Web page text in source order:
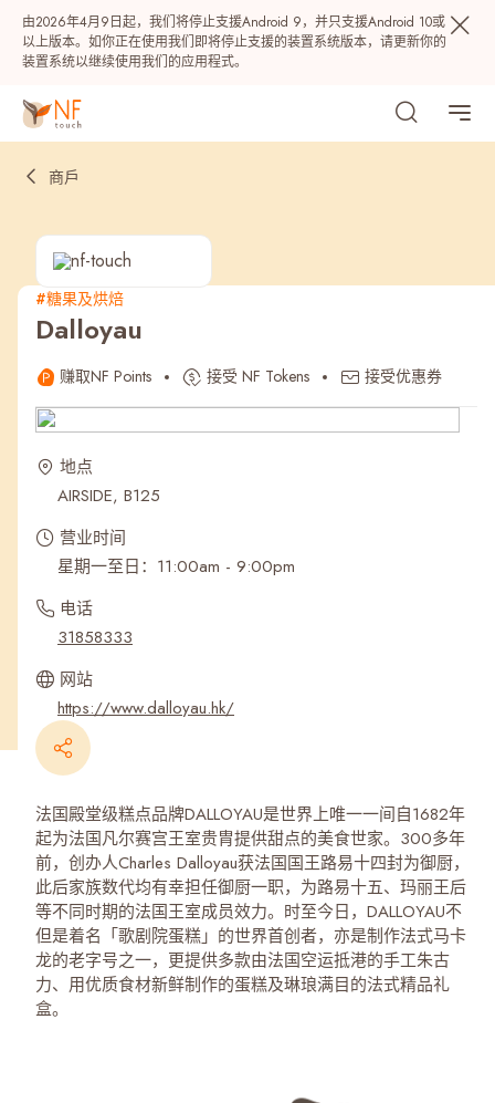
由2026年4月9日起，我们将停止支援Android 9，并只支援Android 10或
以上版本。如你正在使用我们即将停止支援的装置系统版本，请更新你的
装置系统以继续使用我们的应用程式。
热门
最近搜寻纪录
商戶
#糖果及烘焙
Dalloyau
赚取NF Points 接受 NF Tokens 接受优惠券
地点
AIRSIDE, B125
营业时间
星期一至日：11:00am - 9:00pm
电话
31858333
网站
https://www.dalloyau.hk/
法国殿堂级糕点品牌DALLOYAU是世界上唯一一间自1682年
起为法国凡尔赛宫王室贵胄提供甜点的美食世家。300多年
前，创办人Charles Dalloyau获法国国王路易十四封为御厨，
此后家族数代均有幸担任御厨一职，为路易十五、玛丽王后
等不同时期的法国王室成员效力。时至今日，DALLOYAU不
但是着名「歌剧院蛋糕」的世界首创者，亦是制作法式马卡
龙的老字号之一，更提供多款由法国空运抵港的手工朱古
力、用优质食材新鲜制作的蛋糕及琳琅满目的法式精品礼
盒。